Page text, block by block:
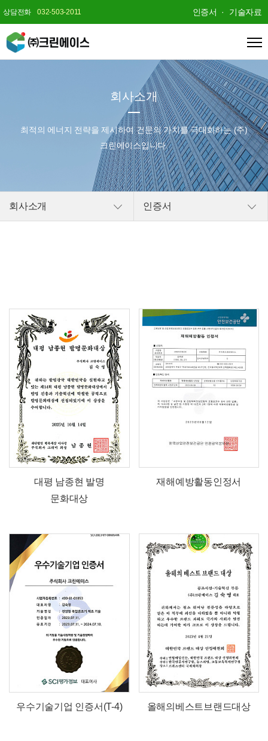
상담전화 032-503-2011 인증서 기술자료
회사소개
최적의 에너지 전략을 제시하여건문의 가치를 극대화하는 (주)
크린에이스입니다.
회사소개 인증서
대평 남종현 발명
문화대상
재해예방활동인정서
우수기술기업 인증서(T-4) 올해의베스트브랜드대상